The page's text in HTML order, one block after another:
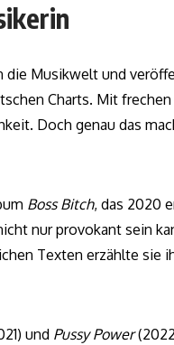
die Musikwelt und
Charts. Mit
Doch genau das
Boss Bitch, das 2020
nur provokant sein
Texten erzählte sie
und Pussy Power